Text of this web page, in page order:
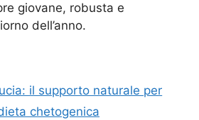
giovane, robusta e
dell’anno.
il supporto naturale per
chetogenica